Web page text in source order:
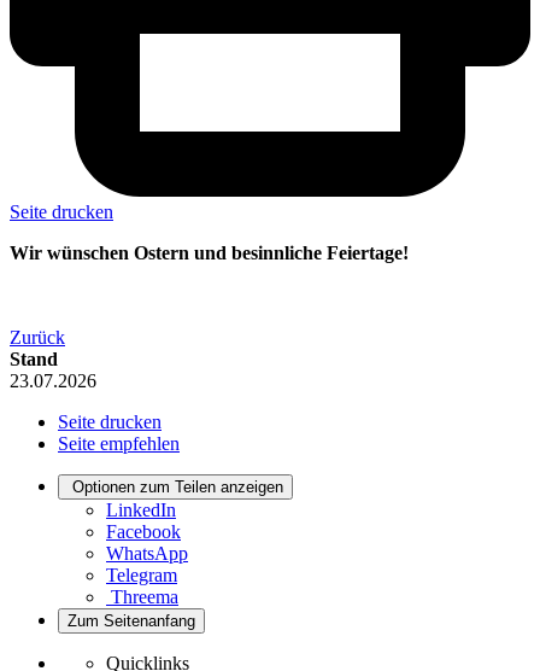
Seite drucken
Wir wünschen Ostern und besinnliche Feiertage!
Zurück
Stand
23.07.2026
Seite drucken
Seite empfehlen
Optionen zum Teilen anzeigen
LinkedIn
Facebook
WhatsApp
Telegram
Threema
Zum Seitenanfang
Quicklinks